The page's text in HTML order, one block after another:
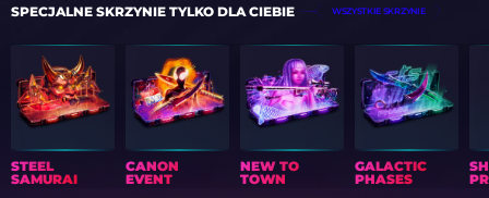
SPECJALNE SKRZYNIE TYLKO DLA CIEBIE WSZYSTKIE SKRZYNIE
STEEL
SAMURAI
CANON
EVENT
NEW TO
TOWN
GALACTIC
PHASES